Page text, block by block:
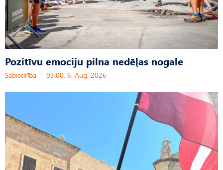
Pozitīvu emociju pilna nedēļas nogale
Sabiedrība 03:00, 6. Aug, 2026